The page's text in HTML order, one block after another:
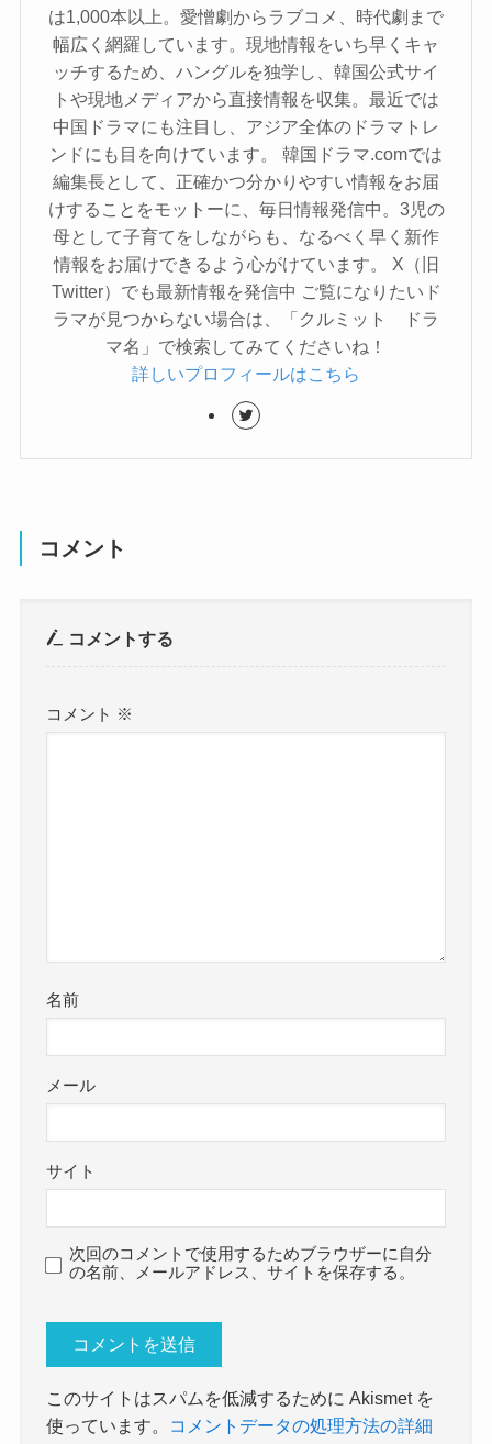
は1,000本以上。愛憎劇からラブコメ、時代劇まで
幅広く網羅しています。現地情報をいち早くキャ
ッチするため、ハングルを独学し、韓国公式サイ
トや現地メディアから直接情報を収集。最近では
中国ドラマにも注目し、アジア全体のドラマトレ
ンドにも目を向けています。 韓国ドラマ.comでは
編集長として、正確かつ分かりやすい情報をお届
けすることをモットーに、毎日情報発信中。3児の
母として子育てをしながらも、なるべく早く新作
情報をお届けできるよう心がけています。 X（旧
Twitter）でも最新情報を発信中 ご覧になりたいド
ラマが見つからない場合は、「クルミット ドラ
マ名」で検索してみてくださいね！
詳しいプロフィールはこちら
コメント
コメントする
コメント ※
名前
メール
サイト
次回のコメントで使用するためブラウザーに自分
の名前、メールアドレス、サイトを保存する。
このサイトはスパムを低減するために Akismet を
使っています。
コメントデータの処理方法の詳細